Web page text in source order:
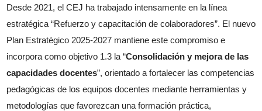
Desde 2021, el CEJ ha trabajado intensamente en la línea
estratégica “Refuerzo y capacitación de colaboradores”. El nuevo
Plan Estratégico 2025-2027 mantiene este compromiso e
incorpora como objetivo 1.3 la “Consolidación y mejora de las
capacidades docentes”, orientado a fortalecer las competencias
pedagógicas de los equipos docentes mediante herramientas y
metodologías que favorezcan una formación práctica,